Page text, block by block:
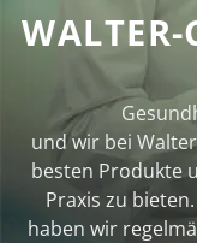
WALTER-
und wir bei
besten Produkte
Praxis zu
haben wir